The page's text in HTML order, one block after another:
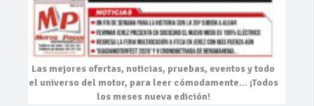
Las mejores ofertas, noticias, pruebas, eventosy todo
el universo del motor, para leer cómodamente… ¡Todos
los meses nueva edición!